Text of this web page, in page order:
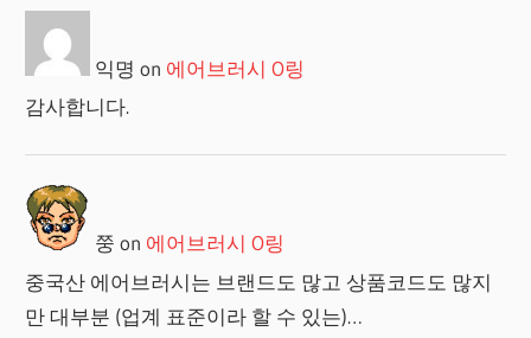
익명 on 에어브러시 O링
감사합니다.
쭝 on 에어브러시 O링
중국산 에어브러시는 브랜드도 많고 상품코드도 많지
만 대부분 (업계 표준이라 할 수 있는)…